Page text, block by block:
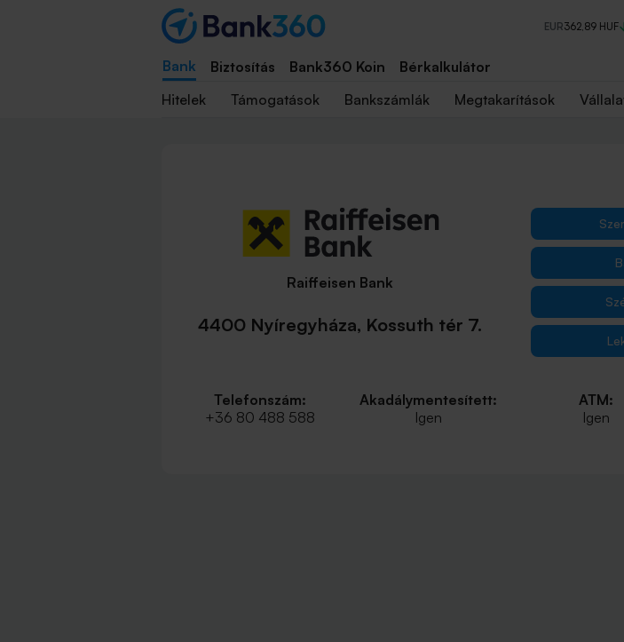
EUR362,89 HUF
Bank Biztosítás Bank360 Koin Bérkalkulátor
Hitelek
Támogatások Bankszámlák Megtakarítások
Raiffeisen Bank
4400 Nyíregyháza, Kossuth tér 7.
Telefonszám:
+36 80 488 588
Akadálymentesített:
Igen
ATM:
Igen